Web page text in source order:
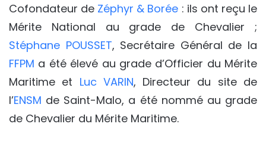
Cofondateur de Zéphyr & Borée : ils ont reçu le
Mérite National au grade de Chevalier ;
Stéphane POUSSET, Secrétaire Général de la
FFPM a été élevé au grade d’Officier du Mérite
Maritime et Luc VARIN, Directeur du site de
l’ENSM de Saint-Malo, a été nommé au grade
de Chevalier du Mérite Maritime.